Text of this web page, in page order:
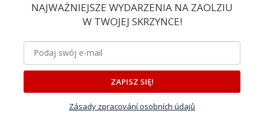
NAJWAŻNIEJSZE WYDARZENIA NA ZAOLZIU
W TWOJEJ SKRZYNCE!
ZAPISZ SIĘ!
Zásady zpracování osobních údajů